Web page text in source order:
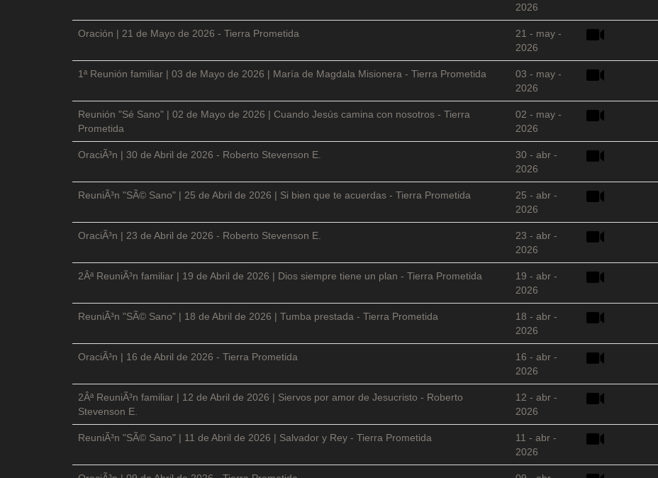
2026
Oración | 21 de Mayo de 2026 - Tierra Prometida
21 - may -
2026
1ª Reunión familiar | 03 de Mayo de 2026 | María de Magdala Misionera - Tierra Prometida
03 - may -
2026
Reunión "Sé Sano" | 02 de Mayo de 2026 | Cuando Jesús camina con nosotros - Tierra
Prometida
02 - may -
2026
OraciÃ³n | 30 de Abril de 2026 - Roberto Stevenson E.
30 - abr -
2026
ReuniÃ³n "SÃ© Sano" | 25 de Abril de 2026 | Si bien que te acuerdas - Tierra Prometida
25 - abr -
2026
OraciÃ³n | 23 de Abril de 2026 - Roberto Stevenson E.
23 - abr -
2026
2Âª ReuniÃ³n familiar | 19 de Abril de 2026 | Dios siempre tiene un plan - Tierra Prometida
19 - abr -
2026
ReuniÃ³n "SÃ© Sano" | 18 de Abril de 2026 | Tumba prestada - Tierra Prometida
18 - abr -
2026
OraciÃ³n | 16 de Abril de 2026 - Tierra Prometida
16 - abr -
2026
2Âª ReuniÃ³n familiar | 12 de Abril de 2026 | Siervos por amor de Jesucristo - Roberto
Stevenson E.
12 - abr -
2026
ReuniÃ³n "SÃ© Sano" | 11 de Abril de 2026 | Salvador y Rey - Tierra Prometida
11 - abr -
2026